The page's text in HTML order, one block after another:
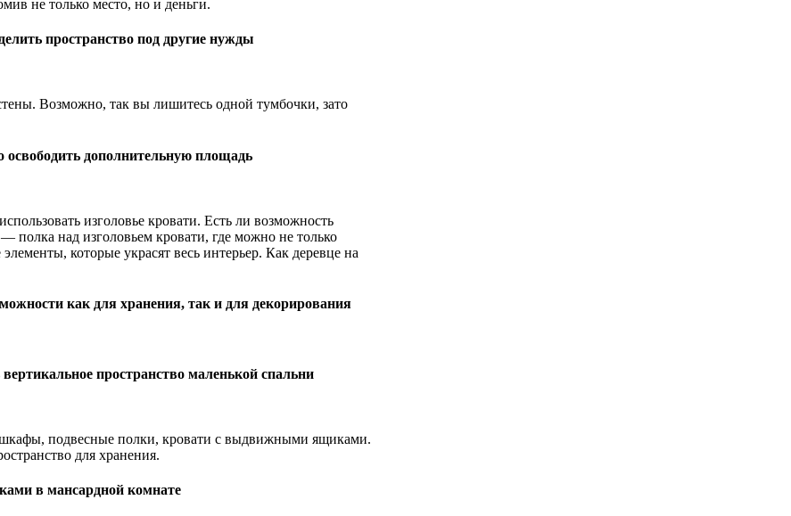
не только место, но и деньги.
пространство под другие нужды
Возможно, так вы лишитесь одной тумбочки, зато
дополнительную площадь
изголовье кровати. Есть ли возможность
полка над изголовьем кровати, где можно не только
которые украсят весь интерьер. Как деревце на
как для хранения, так и для декорирования
пространство маленькой спальни
подвесные полки, кровати с выдвижными ящиками.
для хранения.
в мансардной комнате